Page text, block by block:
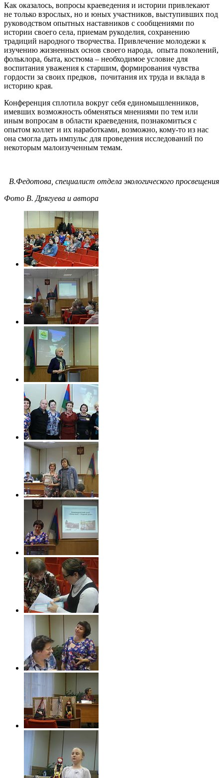
Как оказалось, вопросы краеведения и истории привлекают
не только взрослых, но и юных участников, выступивших под
руководством опытных наставников с сообщениями по
истории своего села, приемам рукоделия, сохранению
традиций народного творчества. Привлечение молодежи к
изучению жизненных основ своего народа, опыта поколений,
фольклора, быта, костюма – необходимое условие для
воспитания уважения к старшим, формирования чувства
гордости за своих предков, почитания их труда и вклада в
историю края.
Конференция сплотила вокруг себя единомышленников,
имевших возможность обменяться мнениями по тем или
иным вопросам в области краеведения, познакомиться с
опытом коллег и их наработками, возможно, кому-то из нас
она смогла дать импульс для проведения исследований по
некоторым малоизученным темам.
В.Федотова, специалист отдела экологического просвещения
Фото В. Дрягуева и автора